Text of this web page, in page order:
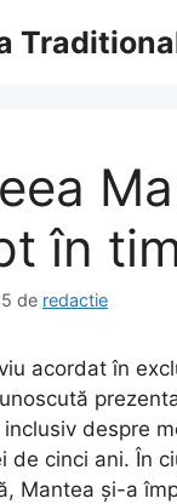
în
de redactie
acordat în
despre
de cinci ani. În
Mantea și-a